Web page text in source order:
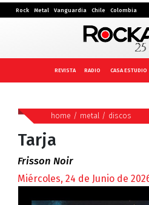
Rock Metal Vanguardia Chile Colombia
REVISTA RADIO CASA ESTUDIO
home / metal / discos
Tarja
Frisson Noir
Miércoles, 24 de Junio de